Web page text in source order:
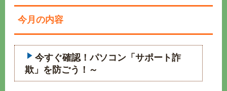
今月の内容
今すぐ確認！パソコン「サポート詐
欺」を防ごう！～